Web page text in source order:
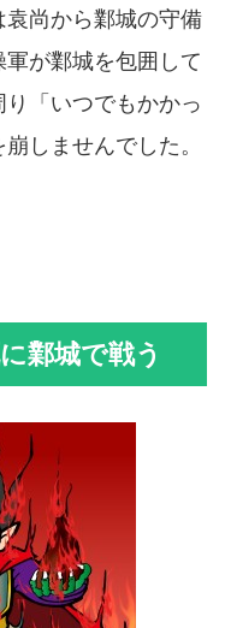
尚から鄴城の守備
が鄴城を包囲して
「いつでもかかっ
しませんでした。
鄴城で戦う